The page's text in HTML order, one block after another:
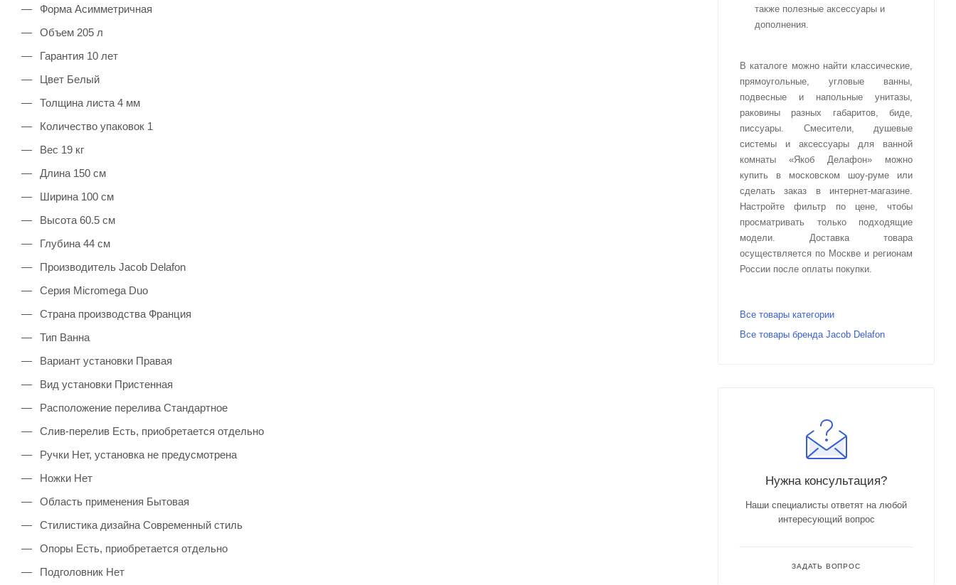
Форма Асимметричная
Объем 205 л
Гарантия 10 лет
Цвет Белый
Толщина листа 4 мм
Количество упаковок 1
Вес 19 кг
Длина 150 см
Ширина 100 см
Высота 60.5 см
Глубина 44 см
Производитель Jacob Delafon
Серия Micromega Duo
Страна производства Франция
Тип Ванна
Вариант установки Правая
Вид установки Пристенная
Расположение перелива Стандартное
Слив-перелив Есть, приобретается отдельно
Ручки Нет, установка не предусмотрена
Ножки Нет
Область применения Бытовая
Стилистика дизайна Современный стиль
Опоры Есть, приобретается отдельно
Подголовник Нет
также полезные аксессуары и
дополнения.
В каталоге можно найти классические,
прямоугольные, угловые ванны,
подвесные и напольные унитазы,
раковины разных габаритов, биде,
писсуары. Смесители, душевые
системы и аксессуары для ванной
комнаты «Якоб Делафон» можно
купить в московском шоу-руме или
сделать заказ в интернет-магазине.
Настройте фильтр по цене, чтобы
просматривать только подходящие
модели. Доставка товара
осуществляется по Москве и регионам
России после оплаты покупки.
Все товары категории
Все товары бренда Jacob Delafon
Нужна консультация?
Наши специалисты ответят на любой
интересующий вопрос
ЗАДАТЬ ВОПРОС